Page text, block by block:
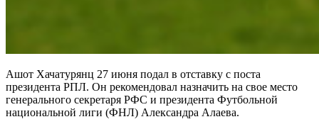
Ашот Хачатурянц 27 июня подал в отставку с поста
президента РПЛ. Он рекомендовал назначить на свое место
генерального секретаря РФС и президента Футбольной
национальной лиги (ФНЛ) Александра Алаева.